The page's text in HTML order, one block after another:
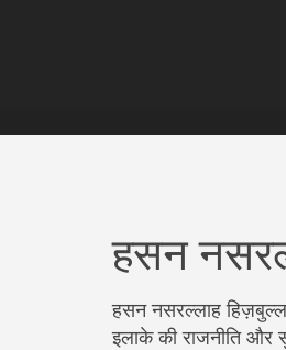
हसन
हसन नसरल्लाह
इलाके की राजनीति और